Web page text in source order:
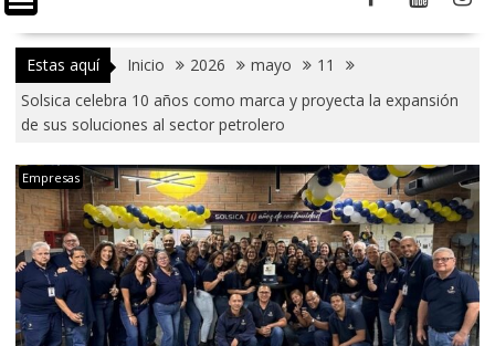
Estas aquí Inicio 2026 mayo
11
Solsica celebra 10 años como marca y proyecta la expansión
de sus soluciones al sector petrolero
Empresas